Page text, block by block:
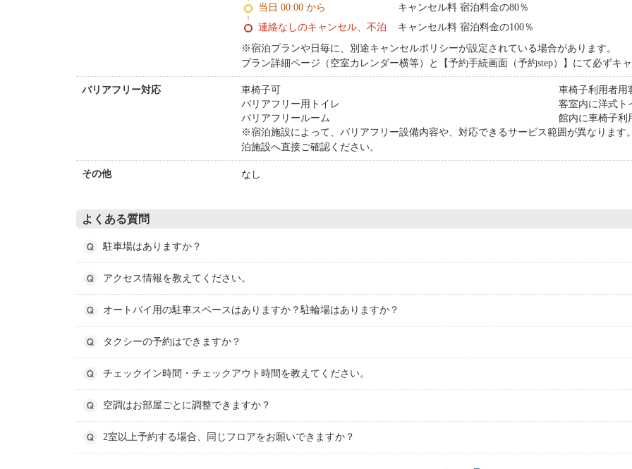
当日 00:00 から
キャンセル料 宿泊料金の80％
連絡なしのキャンセル、不泊
キャンセル料 宿泊料金の100％
※宿泊プランや日毎に、別途キャンセルポリシーが設定されている場合があります。
プラン詳細ページ（空室カレンダー横等）と【予約手続画面（予約step）】にて必ずキ
バリアフリー対応
車椅子可
バリアフリー用トイレ
バリアフリールーム
車椅子利用者用
客室内に洋式ト
館内に車椅子利
※宿泊施設によって、バリアフリー設備内容や、対応できるサービス範囲が異なりま
泊施設へ直接ご確認ください。
その他 なし
よくある質問
駐車場はありますか？
アクセス情報を教えてください。
オートバイ用の駐車スペースはありますか？駐輪場はありますか？
タクシーの予約はできますか？
チェックイン時間・チェックアウト時間を教えてください。
空調はお部屋ごとに調整できますか？
2室以上予約する場合、同じフロアをお願いできますか？